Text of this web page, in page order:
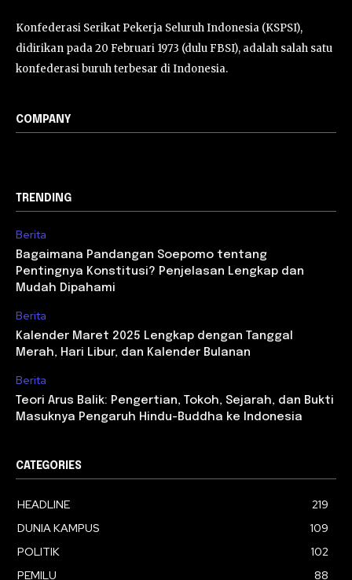
Konfederasi Serikat Pekerja Seluruh Indonesia (KSPSI),
didirikan pada 20 Februari 1973 (dulu FBSI), adalah salah satu
konfederasi buruh terbesar di Indonesia.
COMPANY
TRENDING
Berita
Bagaimana Pandangan Soepomo tentang
Pentingnya Konstitusi? Penjelasan Lengkap dan
Mudah Dipahami
Berita
Kalender Maret 2025 Lengkap dengan Tanggal
Merah, Hari Libur, dan Kalender Bulanan
Berita
Teori Arus Balik: Pengertian, Tokoh, Sejarah, dan Bukti
Masuknya Pengaruh Hindu-Buddha ke Indonesia
CATEGORIES
HEADLINE
219
DUNIA KAMPUS
109
POLITIK
102
PEMILU
88